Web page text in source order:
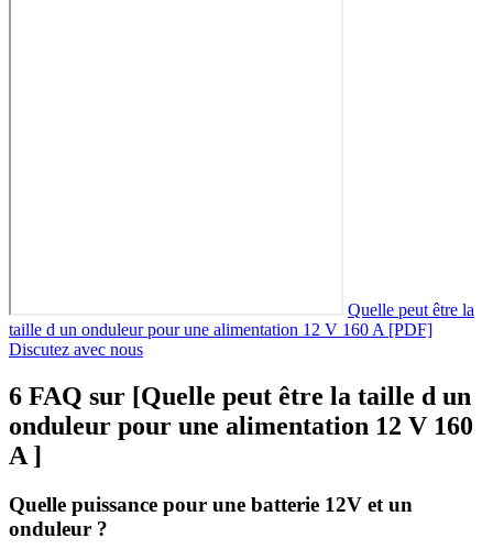
Quelle peut être la
taille d un onduleur pour une alimentation 12 V 160 A [PDF]
Discutez avec nous
6 FAQ sur [Quelle peut être la taille d un
onduleur pour une alimentation 12 V 160
A ]
Quelle puissance pour une batterie 12V et un
onduleur ?